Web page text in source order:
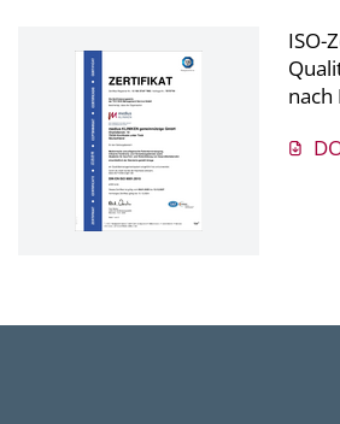
ISO-
nach